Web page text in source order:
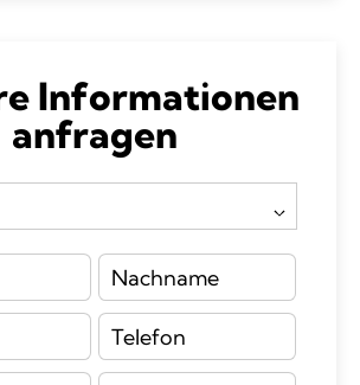
Informationen
anfragen